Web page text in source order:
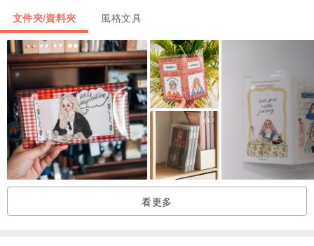
文件夾/資料夾 風格文具
看更多